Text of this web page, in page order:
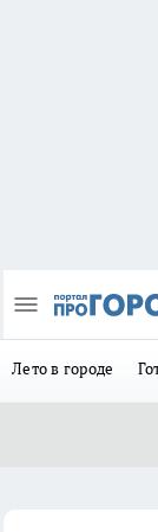
Лето в городе